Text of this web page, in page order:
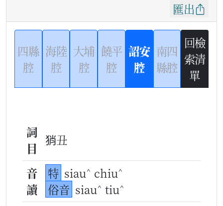
匯出
四縣
腔
海陸
腔
大埔
腔
饒平
腔
詔安
腔
南四
縣腔
回檢
索清
單
詞
目
𤞚丑
音
讀
特 siau^ chiu^
俗音 siau^ tiu^